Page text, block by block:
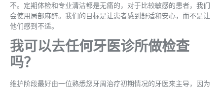
不。定期体检和专业清洁都是无痛的，对于比较敏感的患者，我们
会使用局部麻醉。我们的目标是让患者感到舒适和安心，而不是让
他们感到不适。
我可以去任何牙医诊所做检查
吗？
维护阶段最好由一位熟悉您牙周治疗初期情况的牙医来主导，因为